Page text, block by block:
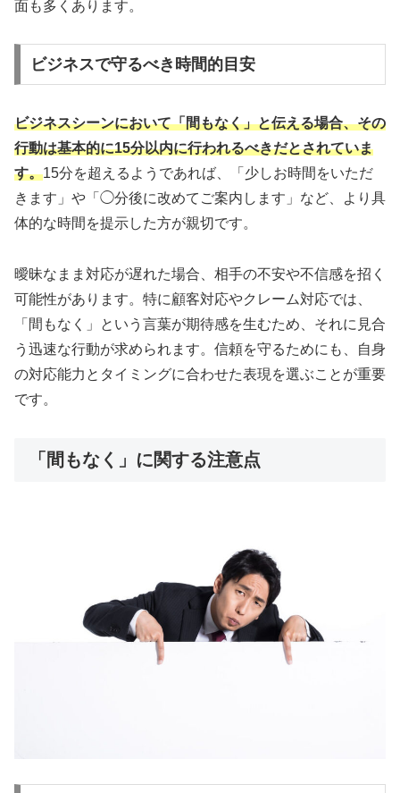
面も多くあります。
ビジネスで守るべき時間的目安
ビジネスシーンにおいて「間もなく」と伝える場合、その
行動は基本的に15分以内に行われるべきだとされていま
す。15分を超えるようであれば、「少しお時間をいただ
きます」や「◯分後に改めてご案内します」など、より具
体的な時間を提示した方が親切です。
曖昧なまま対応が遅れた場合、相手の不安や不信感を招く
可能性があります。特に顧客対応やクレーム対応では、
「間もなく」という言葉が期待感を生むため、それに見合
う迅速な行動が求められます。信頼を守るためにも、自身
の対応能力とタイミングに合わせた表現を選ぶことが重要
です。
「間もなく」に関する注意点